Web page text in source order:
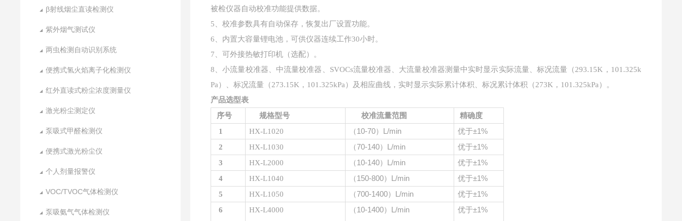
β射线烟尘直读检测仪
紫外烟气测试仪
两虫检测自动识别系统
便携式氢火焰离子化检测仪
红外直读式粉尘浓度测量仪
激光粉尘测定仪
泵吸式甲醛检测仪
便携式激光粉尘仪
个人剂量报警仪
VOC/TVOC气体检测仪
泵吸氨气气体检测仪
被检仪器自动校准功能提供数据。
5、校准参数具有自动保存，恢复出厂设置功能。
6、内置大容量锂电池，可供仪器连续工作30小时。
7、可外接热敏打印机（选配）。
8、小流量校准器、中流量校准器、SVOCs流量校准器、大流量校准器测量中实时显示实际流量、标况流量（293.15K，101.325k
Pa）、标况流量（273.15K，101.325kPa）及相应曲线，实时显示实际累计体积、标况累计体积（273K，101.325kPa）。
产品选型表
序号
规格型号 校准流量范围
精确度
1
HX-L1020 （10-70）L/min 优于±1%
2 HX-L1030 （70-140）L/min 优于±1%
3 HX-L2000 （10-140）L/min 优于±1%
4 HX-L1040 （150-800）L/min 优于±1%
5 HX-L1050 （700-1400）L/min 优于±1%
6 HX-L4000 （10-1400）L/min 优于±1%